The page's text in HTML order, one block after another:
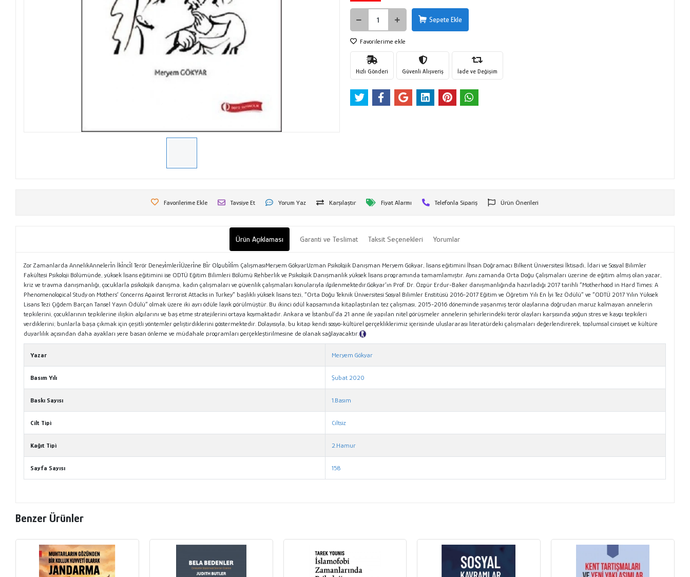
Sepete Ekle
Favorilerime ekle
Hızlı Gönderi Güvenli Alışveriş İade ve Değişim
Favorilerime Ekle Tavsiye Et Yorum Yaz Karşılaştır Fiyat Alarmı Telefonla Sipariş Ürün Önerileri
Ürün Açıklaması Garanti ve Teslimat Taksit Seçenekleri Yorumlar
Zor Zamanlarda AnnelikAnneleri̇n İki̇nci̇l Terör Deneyi̇mleri̇Üzeri̇ne Bi̇r Olgubi̇li̇m ÇalışmasıMeryem GökyarUzman Psikolojik Danışman Meryem Gökyar, lisans eğitimini İhsan Doğramacı Bilkent Üniversitesi İktisadi, İdari ve Sosyal Bilimler
Fakültesi Psikoloji Bölümünde, yüksek lisans eğitimini ise ODTÜ Eğitim Bilimleri Bölümü Rehberlik ve Psikolojik Danışmanlık yüksek lisans programında tamamlamıştır. Aynı zamanda Orta Doğu Çalışmaları üzerine de eğitim almış olan yazar,
kriz ve travma danışmanlığı, çocuklarla psikolojik danışma, kadın çalışmaları ve güvenlik çalışmaları konularıyla ilgilenmektedir.Gökyar’ın Prof. Dr. Özgür Erdur-Baker danışmanlığında hazırladığı 2017 tarihli “Motherhood in Hard Times: A
Phenomenological Study on Mothers’ Concerns Against Terrorist Attacks in Turkey” başlıklı yüksek lisans tezi, “Orta Doğu Teknik Üniversitesi Sosyal Bilimler Enstitüsü 2016-2017 Eğitim ve Öğretim Yılı En İyi Tez Ödülü” ve “ODTÜ 2017 Yılın Yüksek
Lisans Tezi Çiğdem Barçan Tansel Yayın Ödülü” olmak üzere iki ayrı ödüle layık görülmüştür. Bu ikinci ödül kapsamında kitaplaştırılan tez çalışması, 2015-2016 döneminde yaşanmış terör olaylarına doğrudan maruz kalmayan annelerin
tepkilerini, çocuklarının tepkilerine ilişkin algılarını ve baş etme stratejilerini ortaya koymaktadır. Ankara ve İstanbul’da 21 anne ile yapılan nitel görüşmeler annelerin şehirlerindeki terör olayları karşısında yoğun stres ve kaygı tepkileri
verdiklerini; bunlarla başa çıkmak için çeşitli yöntemler geliştirdiklerini göstermektedir. Dolayısıyla, bu kitap kendi sosyo-kültürel gerçekliklerimiz içerisinde uluslararası literatürdeki çalışmaları değerlendirerek, toplumsal cinsiyet ve kültüre
duyarlılık açısından daha ayakları yere basan önleme ve müdahale programları gerçekleştirilmesine de olanak sağlayacaktır.
Yazar Meryem Gökyar
Basım Yılı Şubat 2020
Baskı Sayısı 1.Basım
Cilt Tipi Ciltsiz
Kağıt Tipi 2.Hamur
Sayfa Sayısı 158
Benzer Ürünler